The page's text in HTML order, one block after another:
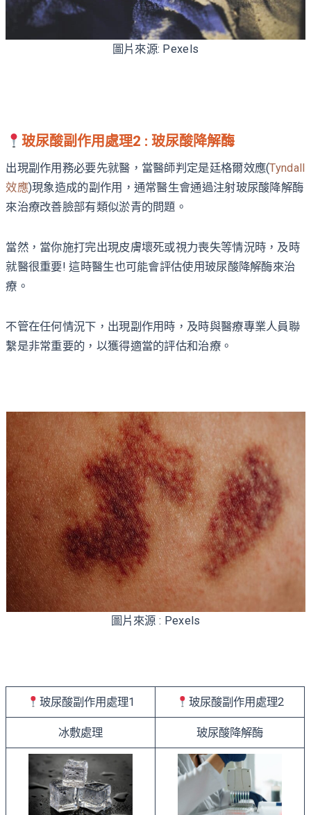
圖片來源: Pexels
玻尿酸副作用處理2 : 玻尿酸降解酶
出現副作用務必要先就醫，當醫師判定是廷格爾效應(Tyndall
效應)現象造成的副作用，通常醫生會通過注射玻尿酸降解酶
來治療改善臉部有類似淤青的問題。
當然，當你施打完出現皮膚壞死或視力喪失等情況時，及時
就醫很重要! 這時醫生也可能會評估使用玻尿酸降解酶來治
療。
不管在任何情況下，出現副作用時，及時與醫療專業人員聯
繫是非常重要的，以獲得適當的評估和治療。
圖片來源 : Pexels
玻尿酸副作用處理1 玻尿酸副作用處理2
冰敷處理 玻尿酸降解酶